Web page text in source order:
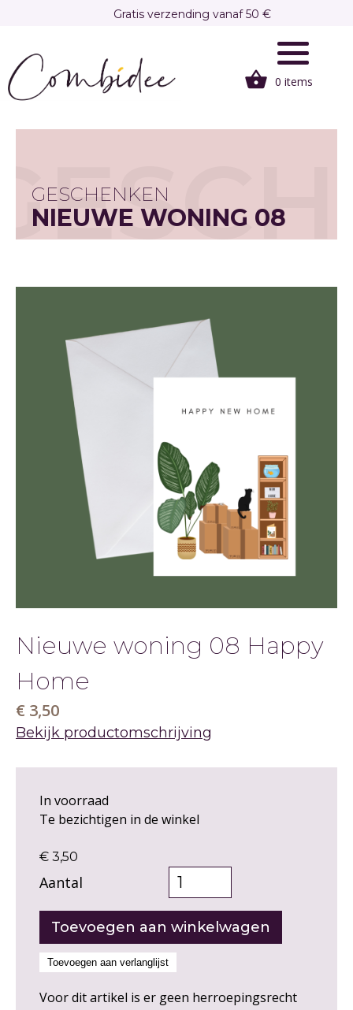
inhoud
gaan
Gratis verzending vanaf 50 €
0 items
GESCHENKEN
NIEUWE WONING 08
Nieuwe woning 08 Happy
Home
€ 3,50
Bekijk productomschrijving
In voorraad
Te bezichtigen in de winkel
€ 3,50
Aantal
Voor dit artikel is er geen herroepingsrecht